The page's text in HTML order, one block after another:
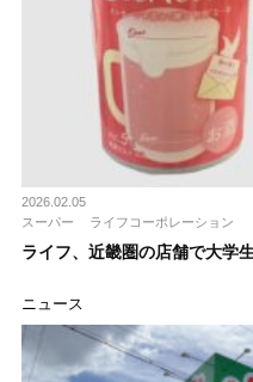
2026.02.05
スーパー
ライフコーポレーション
ライフ、近畿圏の店舗で大学
ニュース